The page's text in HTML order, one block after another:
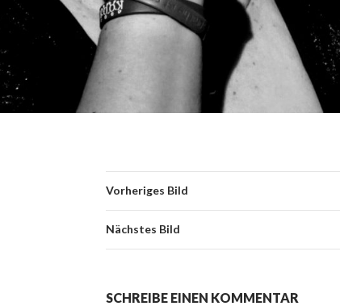
Vorheriges Bild
Nächstes Bild
SCHREIBE EINEN KOMMENTAR